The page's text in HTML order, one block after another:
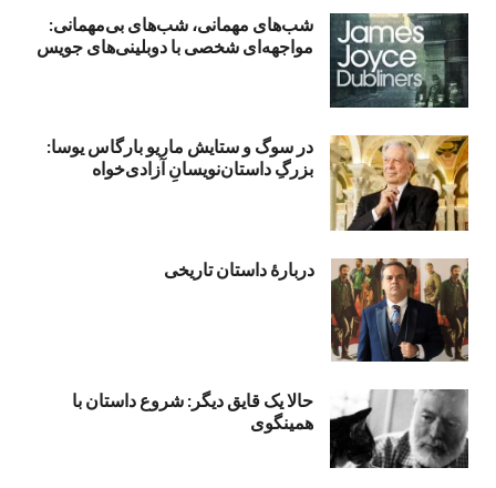
شب‌های مهمانی، شب‌های بی‌مهمانی:
مواجهه‌ای شخصی با دوبلینی‌های جویس
در سوگ و ستایش ماریو بارگاس یوسا:
بزرگِ داستان‌نویسانِ آزادی‌خواه
دربارۀ داستان تاریخی
حالا یک قایق دیگر: شروع داستان با
همینگوی